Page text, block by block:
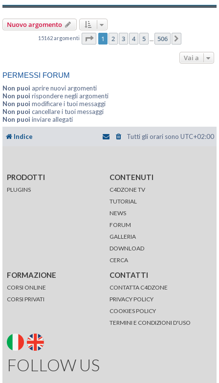
Nuovo argomento
15162 argomenti Pagina di 506
1 2 3 4 5 506
Vai a
PERMESSI FORUM
Non puoi aprire nuovi argomenti
Non puoi rispondere negli argomenti
Non puoi modificare i tuoi messaggi
Non puoi cancellare i tuoi messaggi
Non puoi inviare allegati
Indice Tutti gli orari sono UTC+02:00
PRODOTTI
PLUGINS
CONTENUTI
C4DZONE TV
TUTORIAL
NEWS
FORUM
GALLERIA
DOWNLOAD
CERCA
FORMAZIONE
CORSI ONLINE
CORSI PRIVATI
CONTATTI
CONTATTA C4DZONE
PRIVACY POLICY
COOKIES POLICY
TERMINI E CONDIZIONI D'USO
FOLLOW US